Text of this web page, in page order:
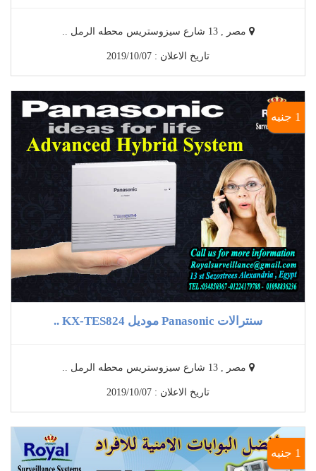
مصر , 13 شارع سيزوستريس محطه الرمل ..
تاريخ الاعلان : 2019/10/07
1 جنيه
سنترالات Panasonic موديل KX-TES824 ..
مصر , 13 شارع سيزوستريس محطه الرمل ..
تاريخ الاعلان : 2019/10/07
1 جنيه